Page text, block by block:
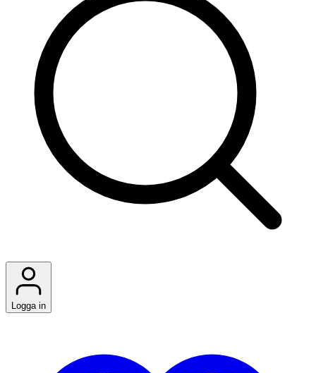
Logga in